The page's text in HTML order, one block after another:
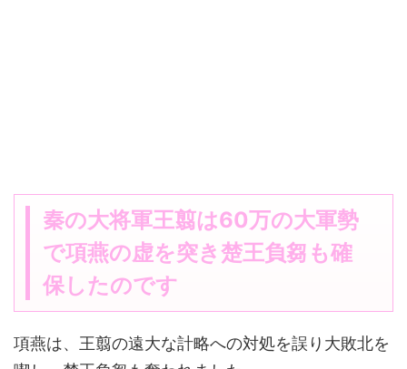
秦の大将軍王翦は60万の大軍勢
で項燕の虚を突き楚王負芻も確
保したのです
項燕は、王翦の遠大な計略への対処を誤り大敗北を